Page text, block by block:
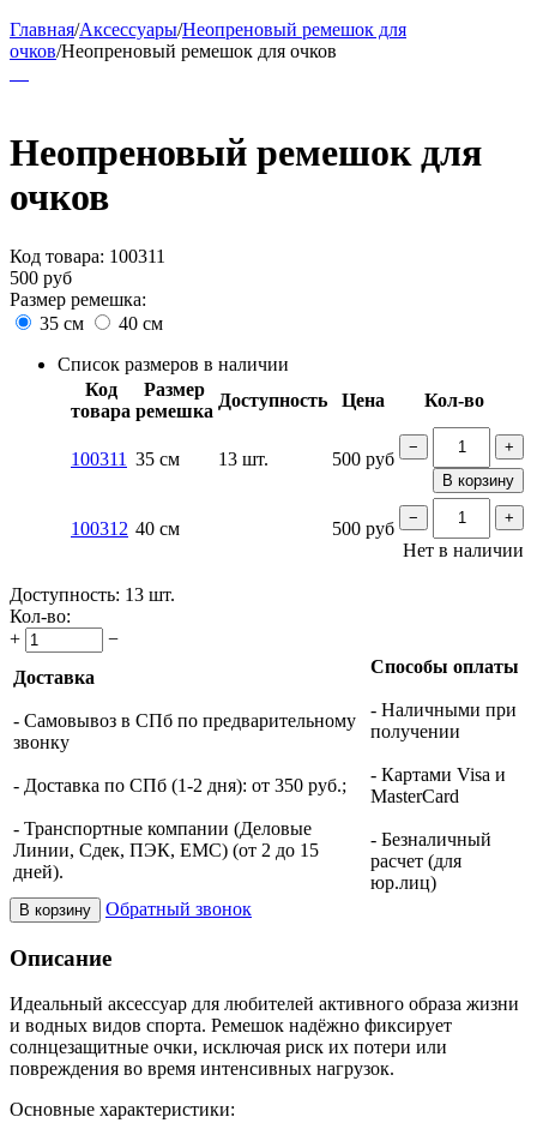
Главная/Аксессуары/Неопреновый ремешок для
очков/Неопреновый ремешок для очков
Неопреновый ремешок для
очков
Код товара: 100311
500 руб
Размер ремешка:
35 см
40 см
Список размеров в наличии
Код
товара
Размер
ремешка
Доступность Цена Кол-во
100311 35 см 13 шт. 500 руб
−
+
В корзину
100312 40 см 500 руб − +
Нет в наличии
Доступность: 13 шт.
Кол-во:
+
−
Доставка
- Самовывоз в СПб по предварительному
звонку
- Доставка по СПб (1-2 дня): от 350 руб.;
- Транспортные компании (Деловые
Линии, Сдек, ПЭК, ЕМС) (от 2 до 15
дней).
Способы оплаты
- Наличными при
получении
- Картами Visa и
MasterCard
- Безналичный
расчет (для
юр.лиц)
В корзину Обратный звонок
Описание
Идеальный аксессуар для любителей активного образа жизни
и водных видов спорта. Ремешок надёжно фиксирует
солнцезащитные очки, исключая риск их потери или
повреждения во время интенсивных нагрузок.
Основные характеристики: